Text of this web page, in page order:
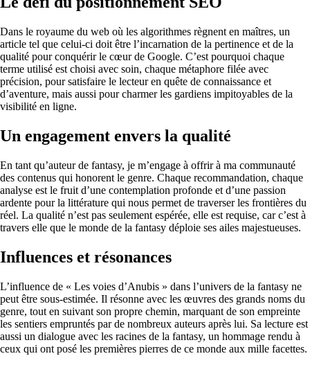
Dans le royaume du web où les algorithmes règnent en maîtres, un
article tel que celui-ci doit être l’incarnation de la pertinence et de la
qualité pour conquérir le cœur de Google. C’est pourquoi chaque
terme utilisé est choisi avec soin, chaque métaphore filée avec
précision, pour satisfaire le lecteur en quête de connaissance et
d’aventure, mais aussi pour charmer les gardiens impitoyables de la
visibilité en ligne.
Un engagement envers la qualité
En tant qu’auteur de fantasy, je m’engage à offrir à ma communauté
des contenus qui honorent le genre. Chaque recommandation, chaque
analyse est le fruit d’une contemplation profonde et d’une passion
ardente pour la littérature qui nous permet de traverser les frontières du
réel. La qualité n’est pas seulement espérée, elle est requise, car c’est à
travers elle que le monde de la fantasy déploie ses ailes majestueuses.
Influences et résonances
L’influence de « Les voies d’Anubis » dans l’univers de la fantasy ne
peut être sous-estimée. Il résonne avec les œuvres des grands noms du
genre, tout en suivant son propre chemin, marquant de son empreinte
les sentiers empruntés par de nombreux auteurs après lui. Sa lecture est
aussi un dialogue avec les racines de la fantasy, un hommage rendu à
ceux qui ont posé les premières pierres de ce monde aux mille facettes.